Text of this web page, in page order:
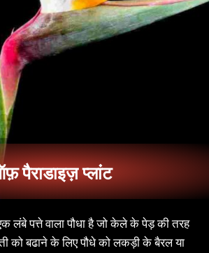
लंबे पत्ते वाला पौधा है जो केले के पेड़ की तरह
को बढाने के लिए पौधे को लकड़ी के बैरल या
पैराडाइज़ प्लांट